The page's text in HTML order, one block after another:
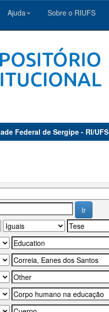
Ajuda Sobre o RIUFS
Federal de Sergipe - RI/UFS